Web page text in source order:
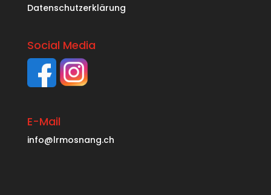
Datenschutzerklärung
Social Media
E-Mail
info@lrmosnang.ch